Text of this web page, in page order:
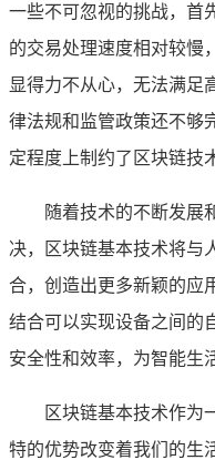
一些不可忽视的挑战，首
的交易处理速度相对较慢
显得力不从心，无法满足
律法规和监管政策还不够
定程度上制约了区块链技
随着技术的不断发展
决，区块链基本技术将与
合，创造出更多新颖的应
结合可以实现设备之间的
安全性和效率，为智能生
区块链基本技术作为
特的优势改变着我们的生